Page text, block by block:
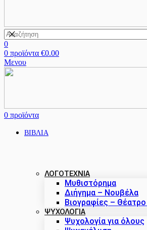
0
0 προϊόντα €0.00
Μενου
0 προϊόντα
ΒΙΒΛΙΑ
ΛΟΓΟΤΕΧΝΙΑ
Μυθιστόρημα
Διήγημα – Νουβέλα
Βιογραφίες –
ΨΥΧΟΛΟΓΙΑ
Ψυχολογία για όλους